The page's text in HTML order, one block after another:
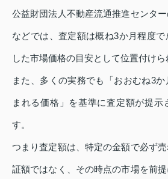
公益財団法人不動産流通推進センタ
などでは、査定額は概ね3か月程度
した市場価格の目安として位置付けら
また、多くの実務でも「おおむね3
まれる価格」を基準に査定額が提示
す。
つまり査定額は、特定の金額で必ず
証額ではなく、その時点の市場を前